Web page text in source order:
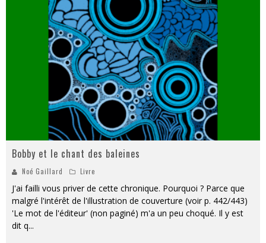
Bobby et le chant des baleines
Noé Gaillard Livre
J'ai failli vous priver de cette chronique. Pourquoi ? Parce que
malgré l'intérêt de l'illustration de couverture (voir p. 442/443)
'Le mot de l'éditeur' (non paginé) m'a un peu choqué. Il y est
dit q...